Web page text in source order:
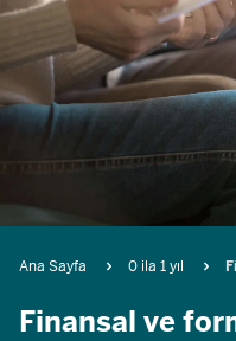
Breadcrumb
Ana Sayfa 0 ila 1 yıl
Finansal ve